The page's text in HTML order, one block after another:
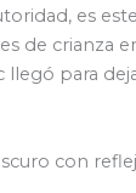
es
de crianza
llegó para
con